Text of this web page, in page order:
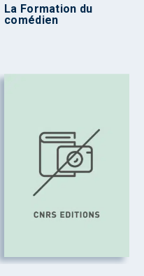
La Formation du
comédien